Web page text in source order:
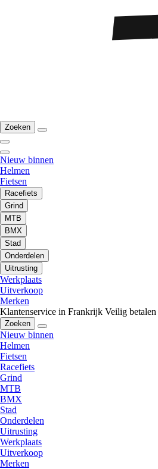
Zoeken
Nieuw binnen
Helmen
Fietsen
Racefiets
Grind
MTB
BMX
Stad
Onderdelen
Uitrusting
Werkplaats
Uitverkoop
Merken
Klantenservice in Frankrijk Veilig betalen
Zoeken
Nieuw binnen
Helmen
Fietsen
Racefiets
Grind
MTB
BMX
Stad
Onderdelen
Uitrusting
Werkplaats
Uitverkoop
Merken